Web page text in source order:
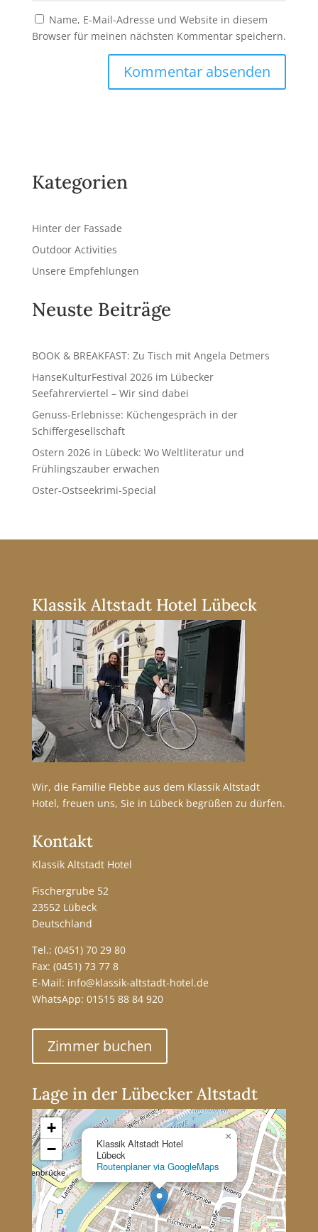
Name, E-Mail-Adresse und Website in diesem
Browser für meinen nächsten Kommentar speichern.
n
i
v
:
Kategorien
Hinter der Fassade
Outdoor Activities
Unsere Empfehlungen
Neuste Beiträge
BOOK & BREAKFAST: Zu Tisch mit Angela Detmers
HanseKulturFestival 2026 im Lübecker
Seefahrerviertel – Wir sind dabei
Genuss-Erlebnisse: Küchengespräch in der
Schiffergesellschaft
Ostern 2026 in Lübeck: Wo Weltliteratur und
Frühlingszauber erwachen
Oster-Ostseekrimi-Special
Klassik Altstadt Hotel Lübeck
Wir, die Familie Flebbe aus dem Klassik Altstadt
Hotel, freuen uns, Sie in Lübeck begrüßen zu dürfen.
Kontakt
Klassik Altstadt Hotel
Fischergrube 52
23552 Lübeck
Deutschland
Tel.: (0451) 70 29 80
Fax: (0451) 73 77 8
E-Mail: info@klassik-altstadt-hotel.de
WhatsApp: 01515 88 84 920
Zimmer buchen
Lage in der Lübecker Altstadt
Klassik Altstadt Hotel
Lübeck
Routenplaner via GoogleMaps
×
+
−